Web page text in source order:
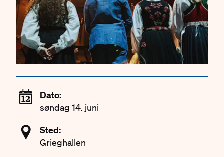
📆 Dato:
søndag 14. juni
📍 Sted:
Grieghallen